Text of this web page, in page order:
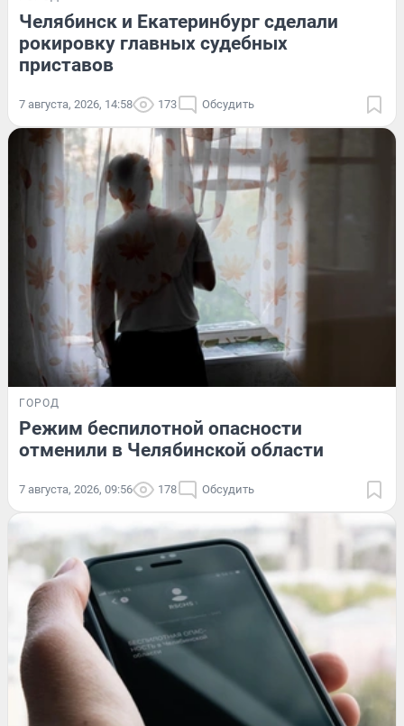
Челябинск и Екатеринбург сделали
рокировку главных судебных
приставов
7 августа, 2026, 14:58 173 Обсудить
ГОРОД
Режим беспилотной опасности
отменили в Челябинской области
7 августа, 2026, 09:56 178 Обсудить